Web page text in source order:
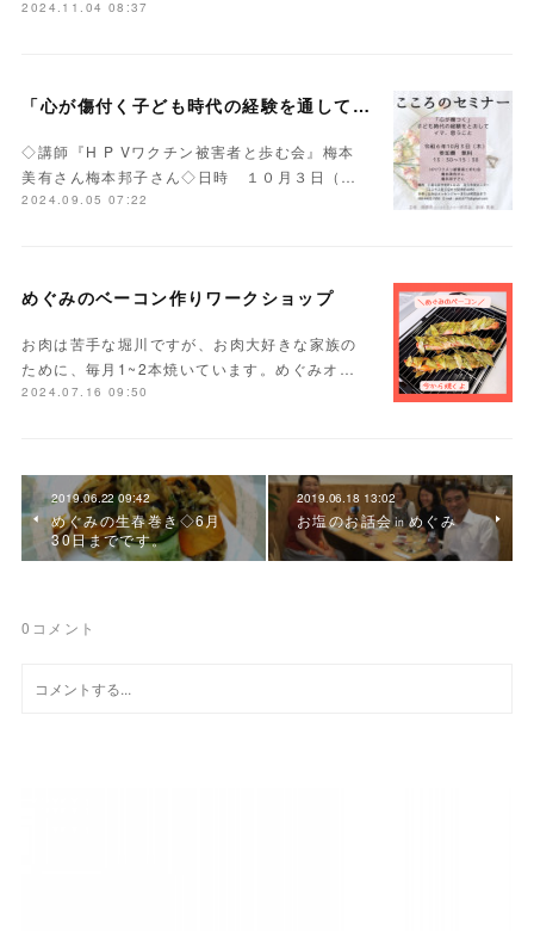
2024.11.04 08:37
「心が傷付く子ども時代の経験を通して今、思うこと」
◇講師『H P Vワクチン被害者と歩む会』梅本
美有さん梅本邦子さん◇日時 １０月３日（…
2024.09.05 07:22
めぐみのベーコン作りワークショップ
お肉は苦手な堀川ですが、お肉大好きな家族の
ために、毎月1~2本焼いています。めぐみオ…
2024.07.16 09:50
2019.06.22 09:42
めぐみの生春巻き◇6月
30日までです。
2019.06.18 13:02
お塩のお話会㏌めぐみ
0 コメント